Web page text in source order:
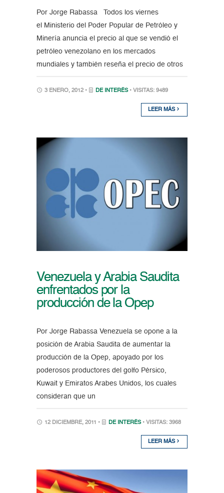
Por Jorge Rabassa Todos los viernes
el Ministerio del Poder Popular de Petróleo y
Minería anuncia el precio al que se vendió el
petróleo venezolano en los mercados
mundiales y también reseña el precio de otros
3 ENERO, 2012 • DE INTERÉS • VISITAS: 9489
LEER MÁS
Venezuela y Arabia Saudita
enfrentados por la
producción de la Opep
Por Jorge Rabassa Venezuela se opone a la
posición de Arabia Saudita de aumentar la
producción de la Opep, apoyado por los
poderosos productores del golfo Pérsico,
Kuwait y Emiratos Arabes Unidos, los cuales
consideran que un
12 DICIEMBRE, 2011 • DE INTERÉS • VISITAS: 3968
LEER MÁS